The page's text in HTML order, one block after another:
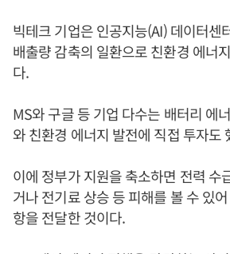
빅테크 기업은 인공지능(AI) 데이터센
배출량 감축의 일환으로 친환경 에너
다.
MS와 구글 등 기업 다수는 배터리 에
와 친환경 에너지 발전에 직접 투자도
이에 정부가 지원을 축소하면 전력 수
거나 전기료 상승 등 피해를 볼 수 있
항을 전달한 것이다.